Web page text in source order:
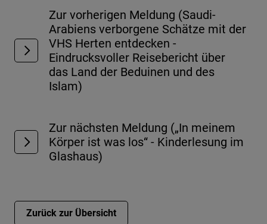
Zur vorherigen Meldung (Saudi-
Arabiens verborgene Schätze mit der
VHS Herten entdecken -
Eindrucksvoller Reisebericht über
das Land der Beduinen und des
Islam)
Zur nächsten Meldung („In meinem
Körper ist was los“ - Kinderlesung im
Glashaus)
Zurück zur Übersicht